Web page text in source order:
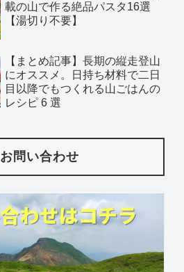
載の山で作る絶品パスタ16選
【湯切り不要】
【まとめ記事】長期の縦走登山
にオススメ。日持ち材料で二日
目以降でもつくれる山ごはんの
レシピ 6 選
お問い合わせ